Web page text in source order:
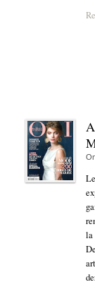
la